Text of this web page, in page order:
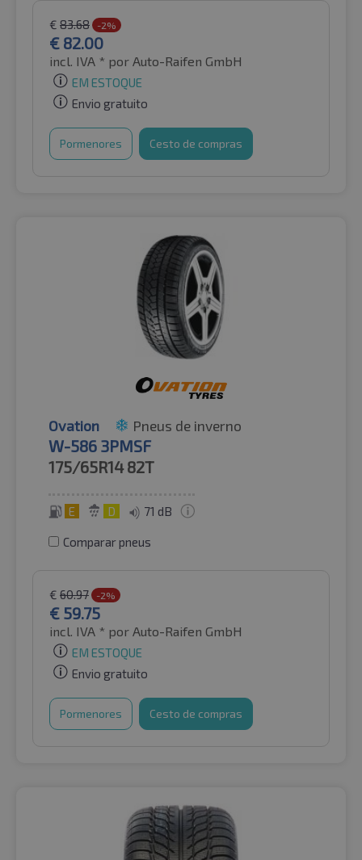
€ 83.68 -2%
€ 82.00
incl. IVA * por Auto-Raifen GmbH
EM ESTOQUE
Envio gratuito
Pormenores Cesto de compras
Ovation Pneus de inverno
W-586 3PMSF
175/65R14 82T
E D 71 dB
Comparar pneus
€ 60.97 -2%
€ 59.75
incl. IVA * por Auto-Raifen GmbH
EM ESTOQUE
Envio gratuito
Pormenores Cesto de compras